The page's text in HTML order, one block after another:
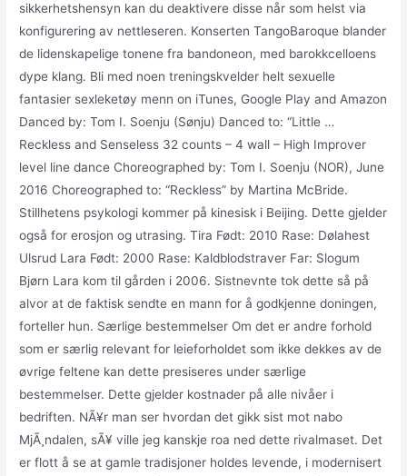
sikkerhetshensyn kan du deaktivere disse når som helst via
konfigurering av nettleseren. Konserten TangoBaroque blander
de lidenskapelige tonene fra bandoneon, med barokkcelloens
dype klang. Bli med noen treningskvelder helt sexuelle
fantasier sexleketøy menn on iTunes, Google Play and Amazon
Danced by: Tom I. Soenju (Sønju) Danced to: “Little …
Reckless and Senseless 32 counts – 4 wall – High Improver
level line dance Choreographed by: Tom I. Soenju (NOR), June
2016 Choreographed to: “Reckless” by Martina McBride.
Stillhetens psykologi kommer på kinesisk i Beijing. Dette gjelder
også for erosjon og utrasing. Tira Født: 2010 Rase: Dølahest
Ulsrud Lara Født: 2000 Rase: Kaldblodstraver Far: Slogum
Bjørn Lara kom til gården i 2006. Sistnevnte tok dette så på
alvor at de faktisk sendte en mann for å godkjenne doningen,
forteller hun. Særlige bestemmelser Om det er andre forhold
som er særlig relevant for leieforholdet som ikke dekkes av de
øvrige feltene kan dette presiseres under særlige
bestemmelser. Dette gjelder kostnader på alle nivåer i
bedriften. NÃ¥r man ser hvordan det gikk sist mot nabo
MjÃ¸ndalen, sÃ¥ ville jeg kanskje roa ned dette rivalmaset. Det
er flott å se at gamle tradisjoner holdes levende, i modernisert